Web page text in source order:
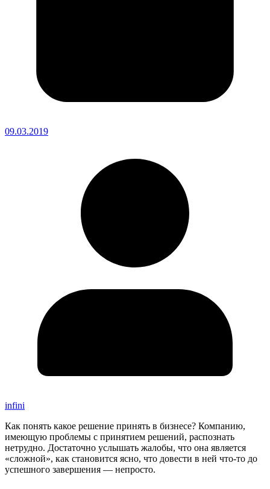
09.03.2019
infini
Как понять какое решение принять в бизнесе? Компанию,
имеющую проблемы с принятием решений, распознать
нетрудно. Достаточно услышать жалобы, что она является
«сложной», как становится ясно, что довести в ней что-то до
успешного завершения — непросто.